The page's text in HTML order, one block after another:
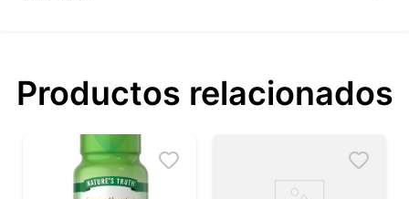
Productos relacionados